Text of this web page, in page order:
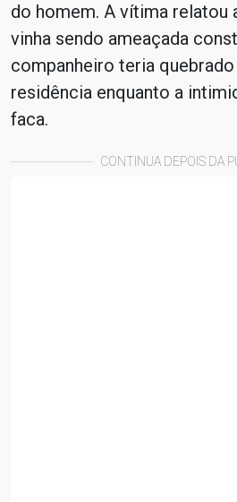
do homem. A vítima relatou
vinha sendo ameaçada
companheiro teria
residência enquanto a
faca.
CONTINUA DEPOIS DA